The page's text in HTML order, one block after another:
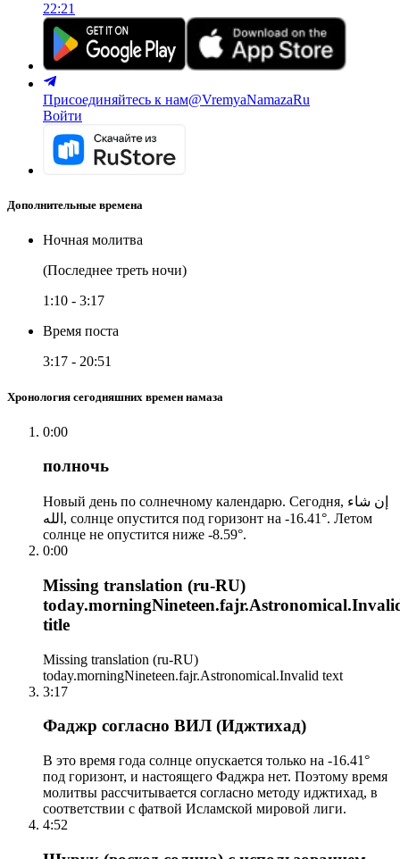
22:21
Присоединяйтесь к нам@VremyaNamazaRu
Войти
Дополнительные времена
Ночная молитва
(Последнее треть ночи)
1:10 - 3:17
Время поста
3:17 - 20:51
Хронология сегодняшних времен намаза
0:00
полночь
Новый день по солнечному календарю. Сегодня, إن شاء
الله, солнце опустится под горизонт на -16.41°. Летом
солнце не опустится ниже -8.59°.
0:00
Missing translation (ru-RU)
title
Missing translation (ru-RU)
today.morningNineteen.fajr.Astronomical.Invalid text
3:17
Фаджр согласно ВИЛ (Иджтихад)
В это время года солнце опускается только на -16.41°
под горизонт, и настоящего Фаджра нет. Поэтому время
молитвы рассчитывается согласно методу иджтихад, в
соответствии с фатвой Исламской мировой лиги.
4:52